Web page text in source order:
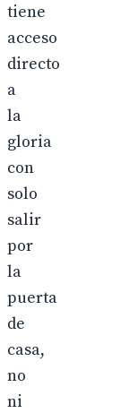
tiene
acceso
directo
a
la
gloria
con
solo
salir
por
la
puerta
de
casa,
no
ni